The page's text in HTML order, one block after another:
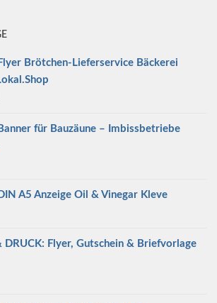
Brötchen-Lieferservice Bäckerei
für Bauzäune – Imbissbetriebe
A5 Anzeige Oil & Vinegar Kleve
DRUCK: Flyer, Gutschein & Briefvorlage